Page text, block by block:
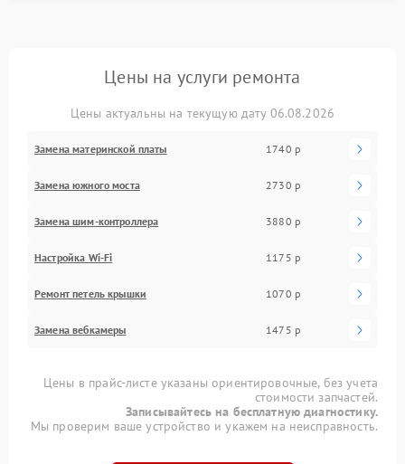
Цены на услуги ремонта
Цены актуальны на текущую дату 06.08.2026
Замена материнской платы 1740 р
Замена южного моста 2730 р
Замена шим-контроллера 3880 р
Настройка Wi-Fi 1175 р
Ремонт петель крышки 1070 р
Замена вебкамеры 1475 р
Цены в прайс-листе указаны ориентировочные, без учета
стоимости запчастей.
Записывайтесь на бесплатную диагностику.
Мы проверим ваше устройство и укажем на неисправность.